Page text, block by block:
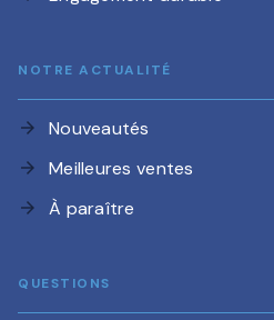
NOTRE ACTUALITÉ
arrow_forward Nouveautés
arrow_forward Meilleures ventes
arrow_forward À paraître
QUESTIONS